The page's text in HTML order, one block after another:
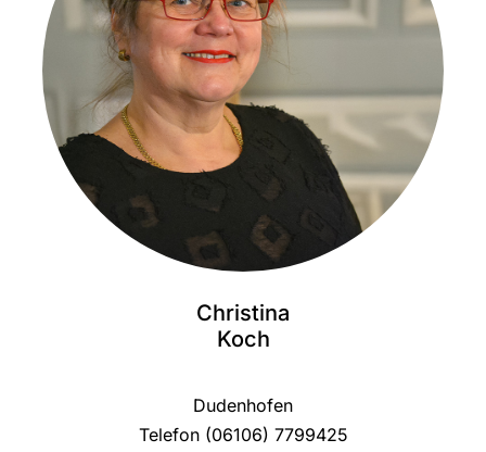
Christina
Koch
Dudenhofen
Telefon (06106) 7799425